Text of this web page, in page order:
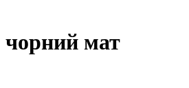
мат